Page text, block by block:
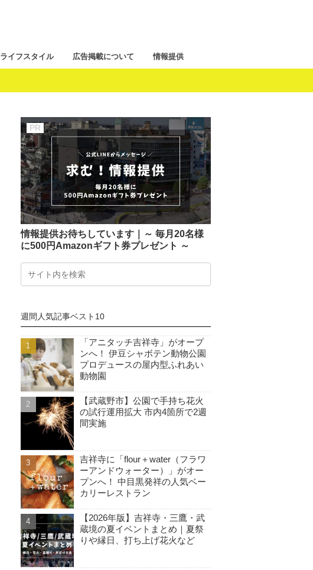
ライフスタイル 広告掲載について 情報提供
情報提供お待ちしています｜～ 毎月20名様
に500円Amazonギフト券プレゼント ～
週間人気記事ベスト10
「アニタッチ吉祥寺」がオープ
ンへ！ 伊豆シャボテン動物公園
プロデュースの屋内型ふれあい
動物園
【武蔵野市】公園で手持ち花火
の試行運用拡大 市内4箇所で2週
間実施
吉祥寺に「flour＋water（フラワ
ーアンドウォーター）」がオー
プンへ！ 中目黒発祥の人気ベー
カリーレストラン
【2026年版】吉祥寺・三鷹・武
蔵境の夏イベントまとめ｜夏祭
りや縁日、打ち上げ花火など